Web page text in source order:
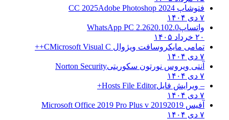
فتوشاپ CC 2025 Adobe Photoshop 2024
۷ دی ۱۴۰۴
واتساپWhatsApp PC 2.2620.102.0
۲۰ خرداد ۱۴۰۵
تمامی مایکروسافت ویژوال C Microsoft Visual C++
۷ دی ۱۴۰۴
آنتی ویروس نورتون سکوریتیNorton Security
۷ دی ۱۴۰۴
– ویرایش فایلHosts File Editor+
۷ دی ۱۴۰۴
آفیس 2019 2019 Microsoft Office 2019 Pro Plus v
۷ دی ۱۴۰۴